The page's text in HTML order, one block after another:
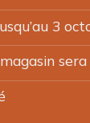
3